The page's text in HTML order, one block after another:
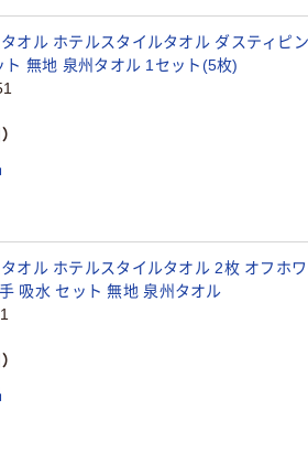
オル ホテルスタイルタオル ダスティピ
ト 無地 泉州タオル 1セット(5枚)
オル ホテルスタイルタオル 2枚 オフホ
吸水 セット 無地 泉州タオル